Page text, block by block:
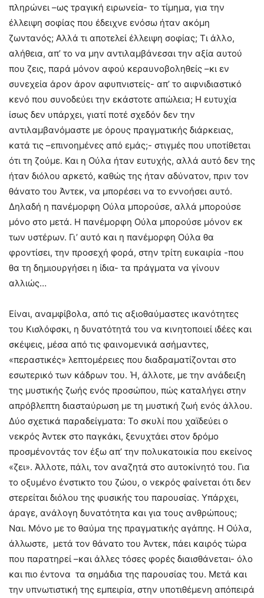
πληρώνει –ως τραγική ειρωνεία- το τίμημα, για την
έλλειψη σοφίας που έδειχνε ενόσω ήταν ακόμη
ζωντανός; Αλλά τι αποτελεί έλλειψη σοφίας; Τι άλλο,
αλήθεια, απ’ το να μην αντιλαμβάνεσαι την αξία αυτού
που ζεις, παρά μόνον αφού κεραυνοβοληθείς –κι εν
συνεχεία άρον άρον αφυπνιστείς- απ’ το αιφνιδιαστικό
κενό που συνοδεύει την εκάστοτε απώλεια; Η ευτυχία
ίσως δεν υπάρχει, γιατί ποτέ σχεδόν δεν την
αντιλαμβανόμαστε με όρους πραγματικής διάρκειας,
κατά τις –επινοημένες από εμάς;- στιγμές που υποτίθεται
ότι τη ζούμε. Και η Ούλα ήταν ευτυχής, αλλά αυτό δεν της
ήταν διόλου αρκετό, καθώς της ήταν αδύνατον, πριν τον
θάνατο του Άντεκ, να μπορέσει να το εννοήσει αυτό.
Δηλαδή η πανέμορφη Ούλα μπορούσε, αλλά μπορούσε
μόνο στο μετά. Η πανέμορφη Ούλα μπορούσε μόνον εκ
των υστέρων. Γι’ αυτό και η πανέμορφη Ούλα θα
φροντίσει, την προσεχή φορά, στην τρίτη ευκαιρία -που
θα τη δημιουργήσει η ίδια- τα πράγματα να γίνουν
αλλιώς…
Είναι, αναμφίβολα, από τις αξιοθαύμαστες ικανότητες
του Κισλόφσκι, η δυνατότητά του να κινητοποιεί ιδέες και
σκέψεις, μέσα από τις φαινομενικά ασήμαντες,
«περαστικές» λεπτομέρειες που διαδραματίζονται στο
εσωτερικό των κάδρων του. Ή, άλλοτε, με την ανάδειξη
της μυστικής ζωής ενός προσώπου, πώς καταλήγει στην
απρόβλεπτη διασταύρωση με τη μυστική ζωή ενός άλλου.
Δύο σχετικά παραδείγματα: Το σκυλί που χαϊδεύει ο
νεκρός Άντεκ στο παγκάκι, ξενυχτάει στον δρόμο
προσμένοντάς τον έξω απ’ την πολυκατοικία που εκείνος
«ζει». Άλλοτε, πάλι, τον αναζητά στο αυτοκίνητό του. Για
το οξυμένο ένστικτο του ζώου, ο νεκρός φαίνεται ότι δεν
στερείται διόλου της φυσικής του παρουσίας. Υπάρχει,
άραγε, ανάλογη δυνατότητα και για τους ανθρώπους;
Ναι. Μόνο με το θαύμα της πραγματικής αγάπης. Η Ούλα,
άλλωστε, μετά τον θάνατο του Άντεκ, πάει καιρός τώρα
που παρατηρεί –και άλλες τόσες φορές διαισθάνεται- όλο
και πιο έντονα τα σημάδια της παρουσίας του. Μετά και
την υπνωτιστική της εμπειρία, στην υποτιθέμενη απόπειρά